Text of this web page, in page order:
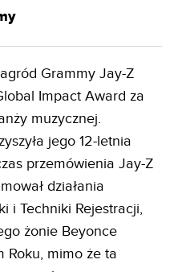
Grammy Jay-Z
Impact Award za
muzycznej.
jego 12-letnia
przemówienia Jay-Z
działania
i Techniki Rejestracji,
żonie Beyonce
Roku, mimo że ta